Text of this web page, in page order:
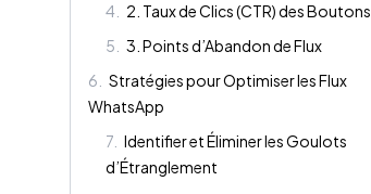
4
2. Taux de Clics (CTR) des Boutons
5
3. Points d’Abandon de Flux
6
Stratégies pour Optimiser les Flux
WhatsApp
7 Identifier et Éliminer les Goulots
d’Étranglement